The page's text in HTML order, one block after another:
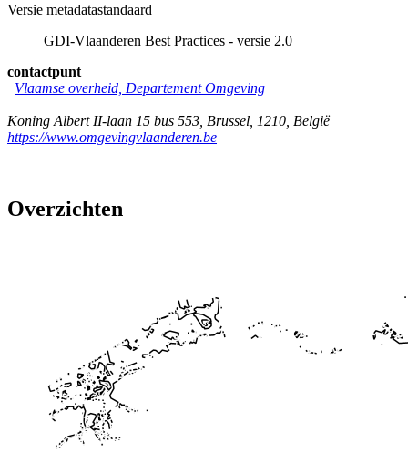
Versie metadatastandaard
GDI-Vlaanderen Best Practices - versie 2.0
contactpunt
Vlaamse overheid, Departement Omgeving
Koning Albert II-laan 15 bus 553 Brussel 1210 België
https://www.omgevingvlaanderen.be
Overzichten